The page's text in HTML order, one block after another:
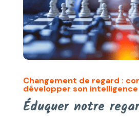
Changement de regard : c
développer son
Éduquer notre